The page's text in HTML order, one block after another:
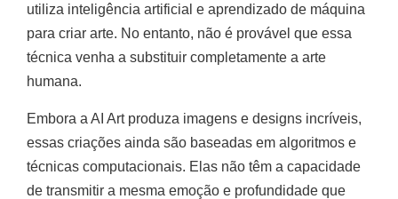
utiliza inteligência artificial e aprendizado de máquina
para criar arte. No entanto, não é provável que essa
técnica venha a substituir completamente a arte
humana.
Embora a AI Art produza imagens e designs incríveis,
essas criações ainda são baseadas em algoritmos e
técnicas computacionais. Elas não têm a capacidade
de transmitir a mesma emoção e profundidade que